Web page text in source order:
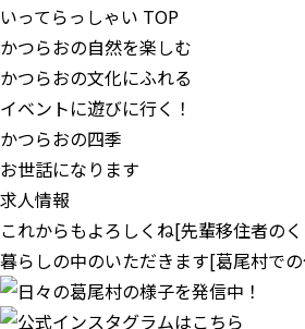
いってらっしゃい TOP
かつらおの自然を楽しむ
かつらおの文化にふれる
イベントに遊びに行く！
かつらおの四季
お世話になります
求人情報
これからもよろしくね[先輩移住者の
暮らしの中のいただきます[葛尾村で